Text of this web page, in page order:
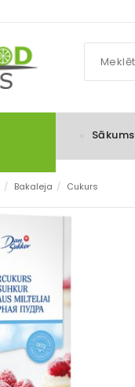
Sākums
/ Bakaleja / Cukurs